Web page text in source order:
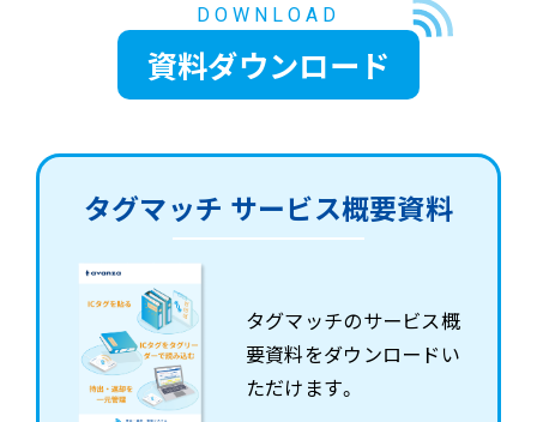
DOWNLOAD
資料ダウンロード
タグマッチ サービス概要資料
タグマッチのサービス概
要資料をダウンロードい
ただけます。